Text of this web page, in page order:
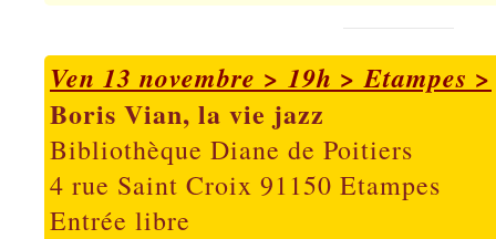
Ven 13 novembre > 19h > Etampes >
Boris Vian, la vie jazz
Bibliothèque Diane de Poitiers
4 rue Saint Croix 91150 Etampes
Entrée libre